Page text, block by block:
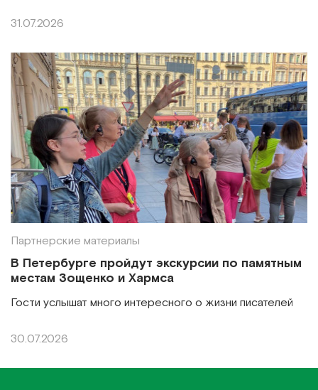
31.07.2026
Партнерские материалы
В Петербурге пройдут экскурсии по памятным
местам Зощенко и Хармса
Гости услышат много интересного о жизни писателей
30.07.2026